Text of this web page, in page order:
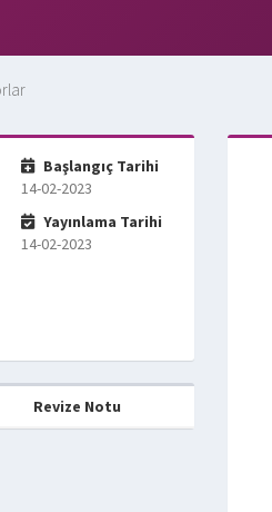
Başlangıç Tarihi
14-02-2023
Yayınlama Tarihi
14-02-2023
Revize Notu